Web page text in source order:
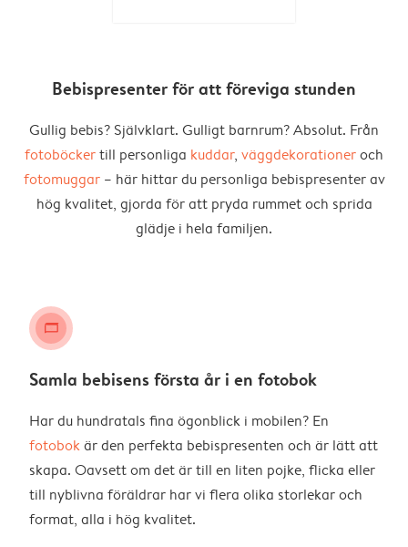
Bebispresenter för att föreviga stunden
Gullig bebis? Självklart. Gulligt barnrum? Absolut. Från
fotoböckertill personliga kuddar, väggdekorationeroch
fotomuggar– här hittar du personliga bebispresenter av
hög kvalitet, gjorda för att pryda rummet och sprida
glädje i hela familjen.
landscape_photo_book
Samla bebisens första år i en fotobok
Har du hundratals fina ögonblick i mobilen? En
fotobokär den perfekta bebispresenten och är lätt att
skapa. Oavsett om det är till en liten pojke, flicka eller
till nyblivna föräldrar har vi flera olika storlekar och
format, alla i hög kvalitet.